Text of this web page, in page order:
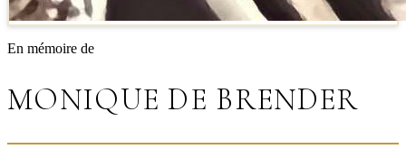
En mémoire de
MONIQUE DE BRENDER